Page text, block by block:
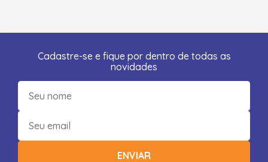
Cadastre-se e fique por dentro de todas as
novidades
ENVIAR